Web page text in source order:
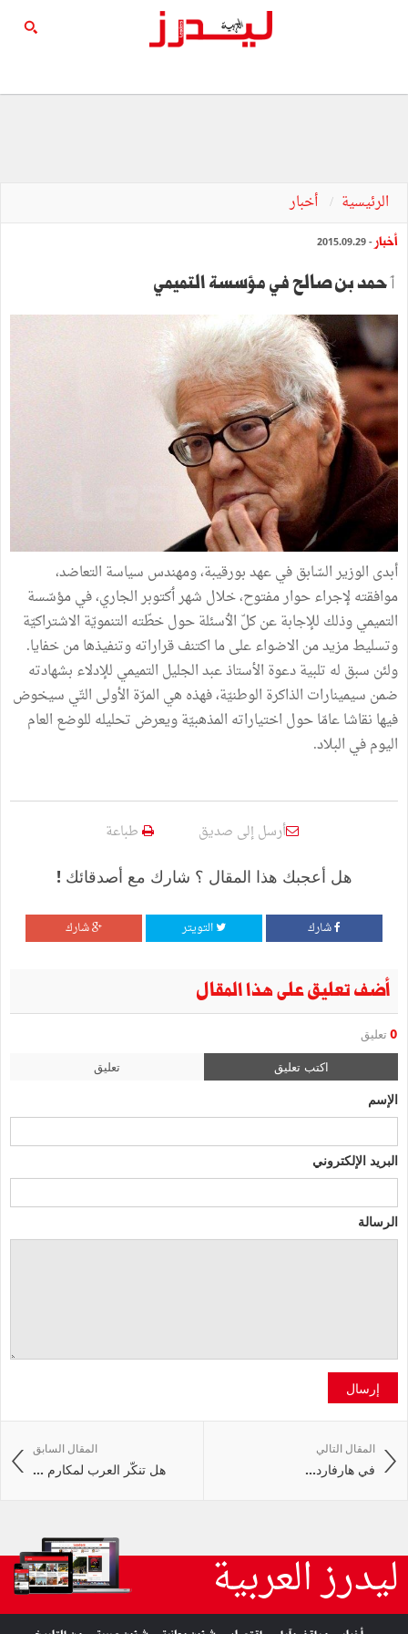
الرئيسية أخبار
أخبار - 2015.09.29
ٲحمد بن صالح في مؤسسة التميمي
أبدى الوزير السّابق في عهد بورقيبة، ومهندس سياسة التعاضد،
موافقته لإجراء حوار مفتوح، خلال شهر ٲكتوبر الجاري، في مؤسّسة
التميمي وذلك للإجابة عن كلّ الٲسئلة حول خطّته التنمويّة الاشتراكيّة
وتسليط مزيد من الاضواء على ما اكتنف قراراته وتنفيذها من خفايا.
ولئن سبق له تلبية دعوة الأستاذ عبد الجليل التميمي للإدلاء بشهادته
ضمن سيمينارات الذاكرة الوطنيّة، فهذه هي المرّة الأولى التّي سيخوض
فيها نقاشا عامّا حول اختياراته المذهبيّة ويعرض تحليله للوضع العام
اليوم في البلاد.
أرسل إلى صديق طباعة
هل أعجبك هذا المقال ؟ شارك مع أصدقائك !
شارك التويتر شارك
أضف تعليق على هذا المقال
0 تعليق
اكتب تعليق تعليق
الإسم
البريد الإلكتروني
الرسالة
إرسال
المقال السابق
هل تنكّر العرب لمكارم ...
المقال التالي
في هارفارد...
ليدرز العربية